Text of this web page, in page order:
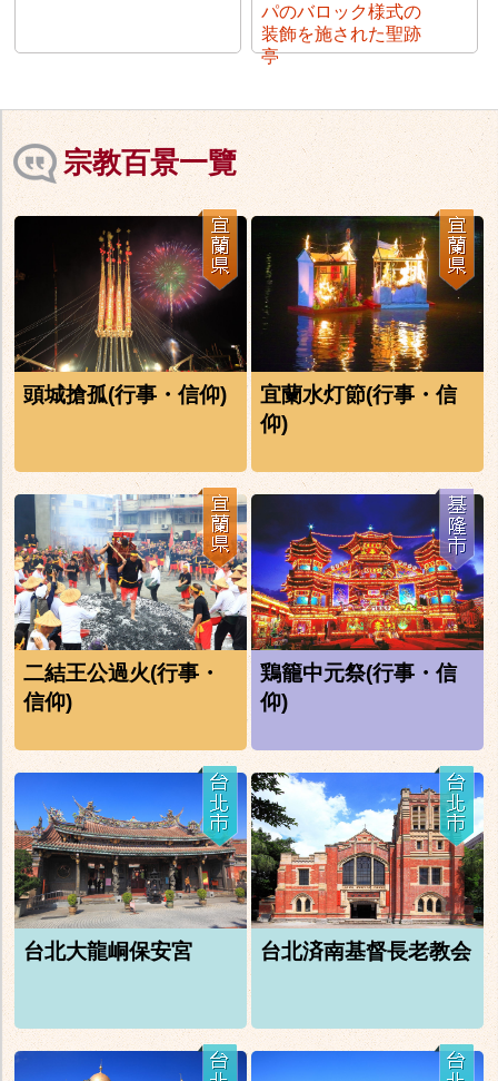
パのバロック様式の
装飾を施された聖跡
亭
宗教百景一覽
頭城搶孤(行事・信仰)
宜蘭水灯節(行事・信
仰)
二結王公過火(行事・
信仰)
鶏籠中元祭(行事・信
仰)
台北大龍峒保安宮 台北済南基督長老教会